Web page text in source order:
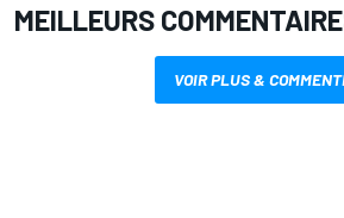
MEILLEURS
VOIR PLUS &